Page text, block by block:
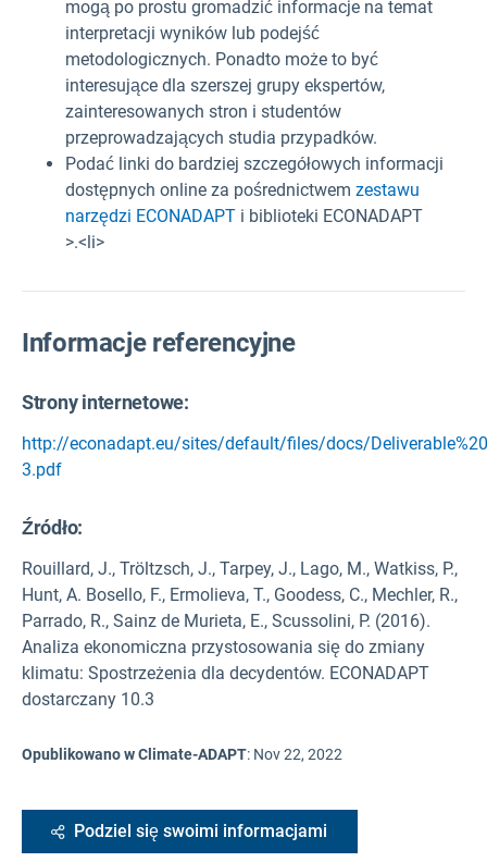
mogą po prostu gromadzić informacje na temat
interpretacji wyników lub podejść
metodologicznych. Ponadto może to być
interesujące dla szerszej grupy ekspertów,
zainteresowanych stron i studentów
przeprowadzających studia przypadków.
Podać linki do bardziej szczegółowych informacji
dostępnych online za pośrednictwem zestawu
narzędzi ECONADAPT i biblioteki ECONADAPT
>.<li>
Informacje referencyjne
Strony internetowe:
http://econadapt.eu/sites/default/files/docs/
3.pdf
Źródło:
Rouillard, J., Tröltzsch, J., Tarpey, J., Lago, M., Watkiss, P.,
Hunt, A. Bosello, F., Ermolieva, T., Goodess, C., Mechler, R.,
Parrado, R., Sainz de Murieta, E., Scussolini, P. (2016).
Analiza ekonomiczna przystosowania się do zmiany
klimatu: Spostrzeżenia dla decydentów. ECONADAPT
dostarczany 10.3
Opublikowano w Climate-ADAPT: Nov 22, 2022
Podziel się swoimi informacjami